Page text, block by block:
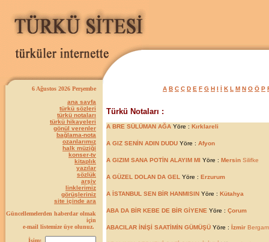
6 Ağustos 2026 Perşembe
ana sayfa
türkü sözleri
türkü notaları
türkü hikayeleri
gönül verenler
bağlama-nota
ozanlarımız
halk müziği
konser-tv
kitaplık
yazılar
sözlük
arşiv
linklerimiz
görüşleriniz
site içinde ara
Güncellemelerden haberdar olmak
için
e-mail listemize üye olunuz.
İsim:
A B C Ç D E F G H I İ K L M N O Ö P
Türkü Notaları :
A BRE SÜLÜMAN AĞA Yöre : Kırklareli
A GIZ SENİN ADIN DUDU Yöre : Afyon
A GIZIM SANA POTİN ALAYIM MI Yöre : Mersin Silifke
A GÜZEL DOLAN DA GEL Yöre : Erzurum
A İSTANBUL SEN BİR HANMISIN Yöre : Kütahya
ABA DA BİR KEBE DE BİR GİYENE Yöre : Çorum
ABACILAR İNİŞİ SAATİMİN GÜMÜŞÜ Yöre : İzmir